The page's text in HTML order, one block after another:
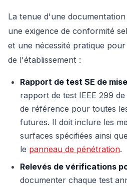
La tenue d'une
une exigence de conformité
et une nécessité pratique
de l'établissement :
Rapport de test SE de
rapport de test IEEE 299
de référence pour toutes
futures. Il doit inclure les
surfaces spécifiées ainsi
le panneau de pénétration.
Relevés de vérifications
documenter chaque test